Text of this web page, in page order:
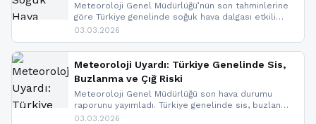
Meteoroloji Genel Müdürlüğü’nün son tahminlerine
göre Türkiye genelinde soğuk hava dalgası etkili
oluyor. Birçok il için kar yağışı ve buzlanma uyarısı
03.03.2026
Meteoroloji Uyardı: Türkiye Genelinde Sis,
Buzlanma ve Çığ Riski
Meteoroloji Genel Müdürlüğü son hava durumu
raporunu yayımladı. Türkiye genelinde sis, buzlanma
ve don beklenirken Doğu Anadolu ve Doğu
03.03.2026